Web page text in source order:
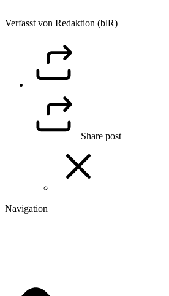
Verfasst von Redaktion (blR)
Share post
Navigation